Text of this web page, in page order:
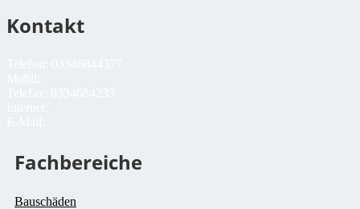
Kontakt
Fachbereiche
Bauschäden